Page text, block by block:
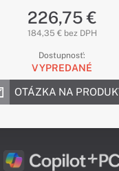
226,75 €
184,35 € bez DPH
Dostupnosť:
VYPREDANÉ
OTÁZKA NA